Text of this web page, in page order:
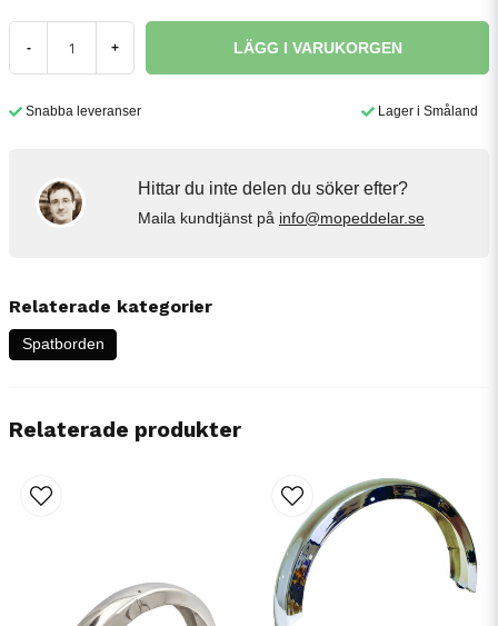
- + LÄGG I VARUKORGEN
Snabba leveranser Lager i Småland
Hittar du inte delen du söker efter?
Maila kundtjänst på info@mopeddelar.se
Relaterade kategorier
Spatborden
Relaterade produkter